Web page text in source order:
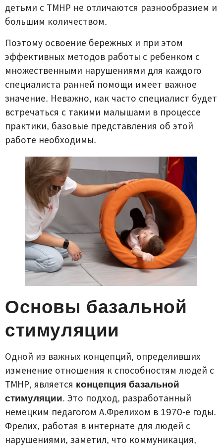
детьми с ТМНР не отличаются разнообразием и
большим количеством.
Поэтому освоение бережных и при этом
эффективных методов работы с ребенком с
множественными нарушениями для каждого
специалиста ранней помощи имеет важное
значение. Неважно, как часто специалист будет
встречаться с такими малышами в процессе
практики, базовые представления об этой
работе необходимы.
Основы базальной
стимуляции
Одной из важных концепций, определивших
изменение отношения к способностям людей с
ТМНР, является концепция базальной
стимуляции. Это подход, разработанный
немецким педагогом А.Фрелихом в 1970-е годы.
Фрелих, работая в интернате для людей с
нарушениями, заметил, что коммуникация,